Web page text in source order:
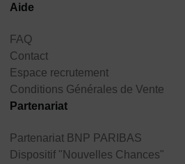
Aide
FAQ
Contact
Espace recrutement
Conditions Générales de Vente
Partenariat
Partenariat BNP PARIBAS
Dispositif "Nouvelles Chances"